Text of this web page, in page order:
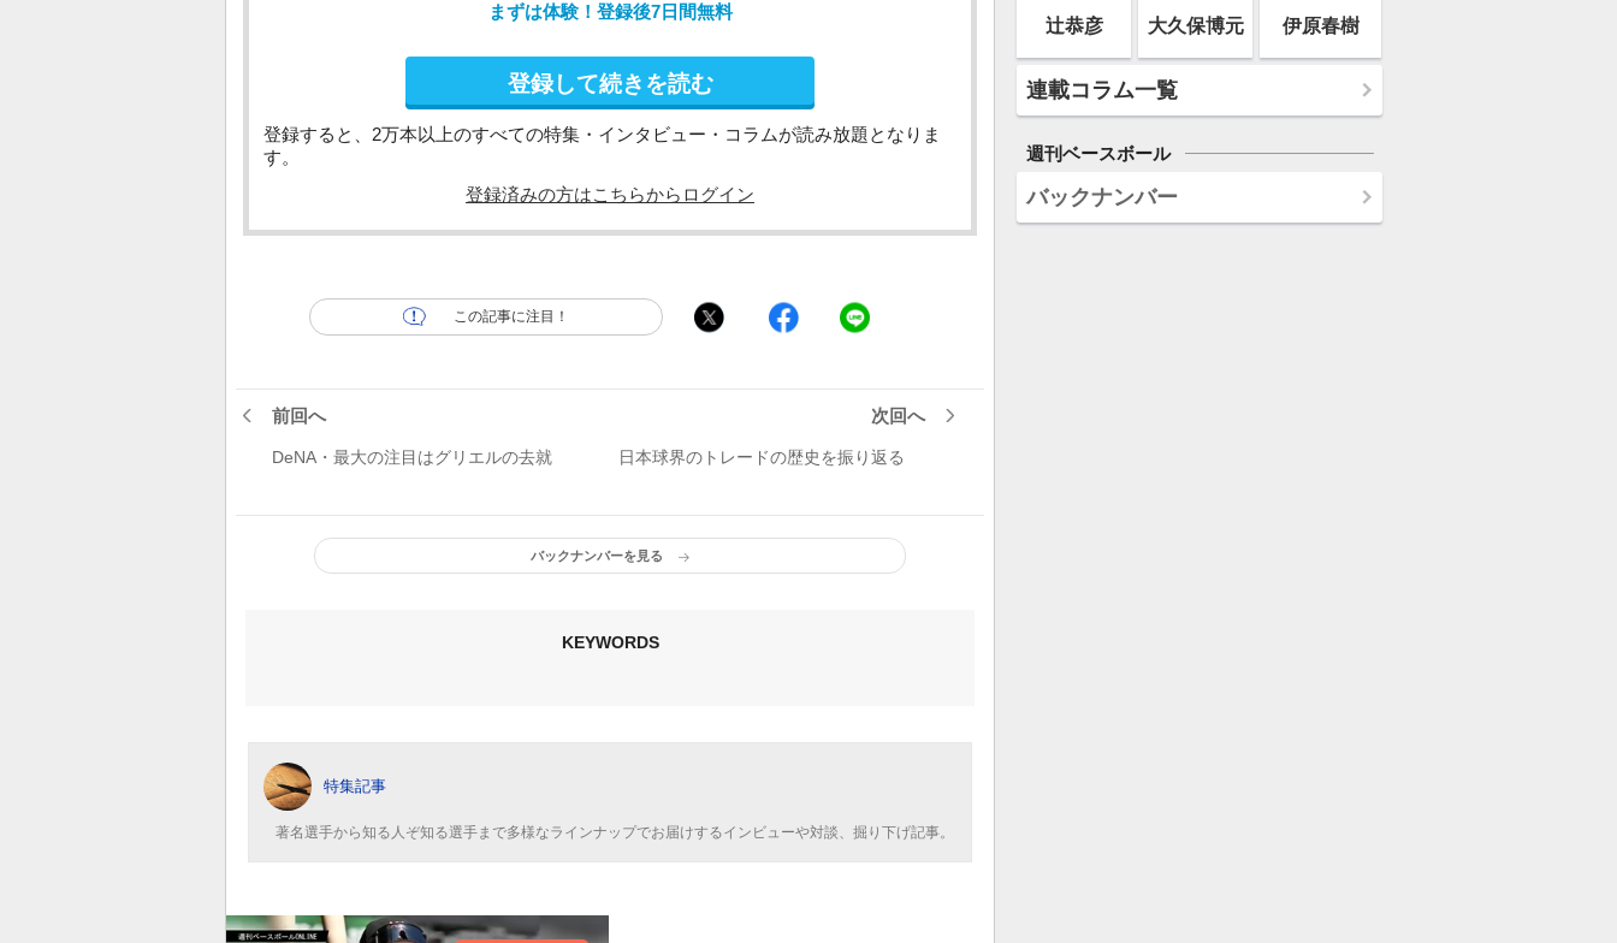
まずは体験！登録後7日間無料
登録して続きを読む
登録すると、2万本以上のすべての特集・インタビュー・コラムが読み放題となりま
す。
登録済みの方はこちらからログイン
この記事に注目！
前回へ
DeNA・最大の注目はグリエルの去就
次回へ
日本球界のトレードの歴史を振り返る
バックナンバーを見る
KEYWORDS
特集記事
著名選手から知る人ぞ知る選手まで多様なラインナップでお届けするインビューや対談、掘り下げ記事。
辻恭彦 大久保博元 伊原春樹
連載コラム一覧
週刊ベースボール
バックナンバー